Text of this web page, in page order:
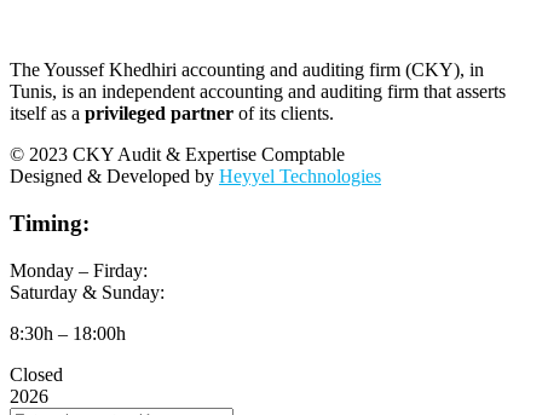
The Youssef Khedhiri accounting and auditing firm (CKY), in
Tunis, is an independent accounting and auditing firm that asserts
itself as a privileged partner of its clients.
© 2023 CKY Audit & Expertise Comptable
Designed & Developed by Heyyel Technologies
Timing:
Monday – Firday:
Saturday & Sunday:
8:30h – 18:00h
Closed
2026